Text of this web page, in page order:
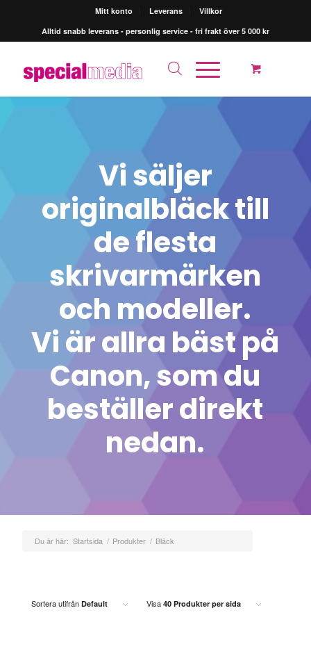
Mitt konto Leverans
Villkor
Alltid snabb leverans - personlig service - fri frakt över 5 000 kr
Vi säljer
originalbläck till
de flesta
skrivarmärken
och modeller.
Vi är allra bäst på
Canon, som du
beställer direkt
nedan.
Du är här: Startsida / Produkter / Bläck
Sortera utifrån Default Visa 40 Produkter per sida